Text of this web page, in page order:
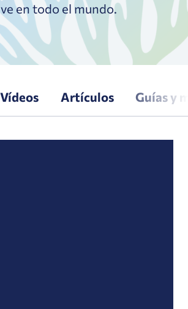
en todo el mundo.
Vídeos Artículos Guías y